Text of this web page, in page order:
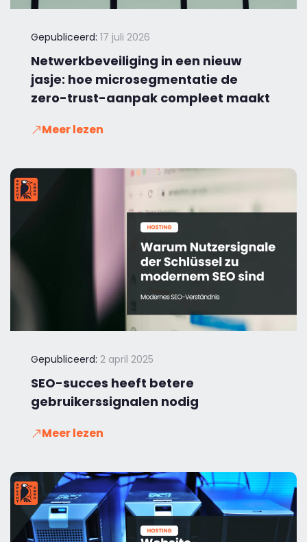
Gepubliceerd: 17 juli 2026
Netwerkbeveiliging in een nieuw
jasje: hoe microsegmentatie de
zero-trust-aanpak compleet maakt
Meer lezen
Gepubliceerd: 2 april 2025
SEO-succes heeft betere
gebruikerssignalen nodig
Meer lezen